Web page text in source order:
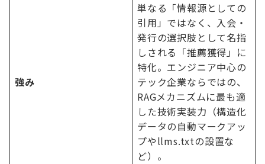
強み
単なる「情報源としての
引用」ではなく、入会・
発行の選択肢として名指
しされる「推薦獲得」に
特化。エンジニア中心の
テック企業ならではの、
RAGメカニズムに最も適
した技術実装力（構造化
データの自動マークアッ
プやllms.txtの設置な
ど）。